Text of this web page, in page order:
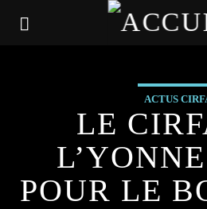
ACTUS
LE
POUR LE